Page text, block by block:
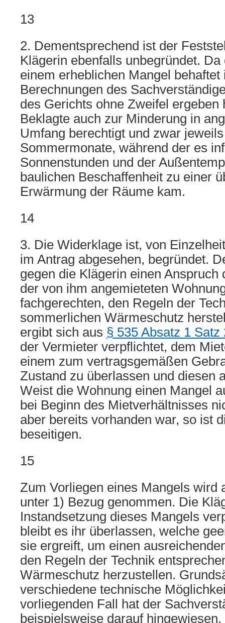
13
2. Dementsprechend ist der
Klägerin ebenfalls unbegründet.
einem erheblichen Mangel behaftet
Berechnungen des
des Gerichts ohne Zweifel ergeben
Beklagte auch zur Minderung in
Umfang berechtigt und zwar
Sommermonate, während der es
Sonnenstunden und der
baulichen Beschaffenheit zu einer
Erwärmung der Räume kam.
14
3. Die Widerklage ist, von
im Antrag abgesehen, begründet.
gegen die Klägerin einen Anspruch
der von ihm angemieteten
fachgerechten, den Regeln der
sommerlichen Wärmeschutz
ergibt sich aus § 535 Absatz 1 Satz
der Vermieter verpflichtet, dem
einem zum vertragsgemäßen
Zustand zu überlassen und diesen
Weist die Wohnung einen Mangel
bei Beginn des Mietverhältnisses
aber bereits vorhanden war, so ist
beseitigen.
15
Zum Vorliegen eines Mangels wird
unter 1) Bezug genommen. Die
Instandsetzung dieses Mangels
bleibt es ihr überlassen, welche
sie ergreift, um einen
den Regeln der Technik
Wärmeschutz herzustellen.
verschiedene technische
vorliegenden Fall hat der
beispielsweise darauf